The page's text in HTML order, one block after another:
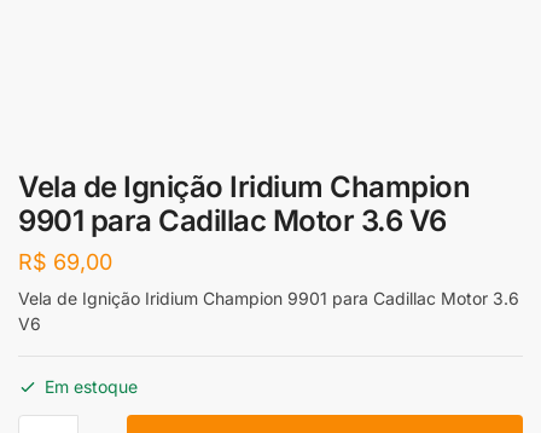
Vela de Ignição Iridium Champion
9901 para Cadillac Motor 3.6 V6
R$ 69,00
Vela de Ignição Iridium Champion 9901 para Cadillac Motor 3.6
V6
Em estoque